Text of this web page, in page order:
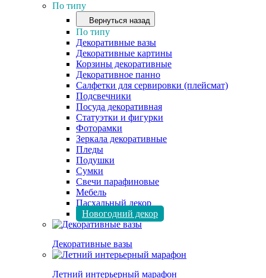
По типу
Вернуться назад
По типу
Декоративные вазы
Декоративные картины
Корзины декоративные
Декоративное панно
Салфетки для сервировки (плейсмат)
Подсвечники
Посуда декоративная
Статуэтки и фигурки
Фоторамки
Зеркала декоративные
Пледы
Подушки
Сумки
Свечи парафиновые
Мебель
Пасхальный декор
Новогодний декор
Декоративные вазы
Летний интерьерный марафон